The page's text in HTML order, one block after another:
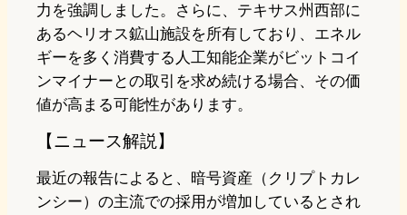
力を強調しました。さらに、テキサス州西部に
あるヘリオス鉱山施設を所有しており、エネル
ギーを多く消費する人工知能企業がビットコイ
ンマイナーとの取引を求め続ける場合、その価
値が高まる可能性があります。
【ニュース解説】
最近の報告によると、暗号資産（クリプトカレ
ンシー）の主流での採用が増加しているとされ